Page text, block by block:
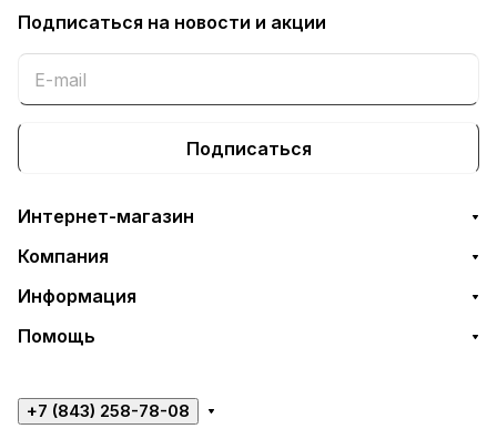
Подписаться на новости и акции
Подписаться
Интернет-магазин
Компания
Информация
Помощь
+7 (843) 258-78-08